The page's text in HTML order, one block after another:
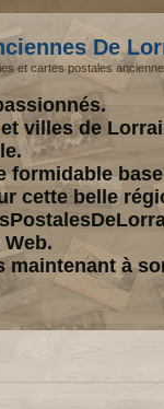
De
et cartes postales
villes de
formidable
cette belle
maintenant à